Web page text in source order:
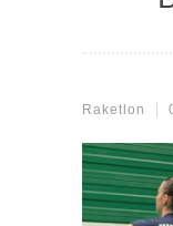
Raketlon